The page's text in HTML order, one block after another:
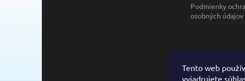
Tento web
vyjadrujete
Podmienky
osobných údajov